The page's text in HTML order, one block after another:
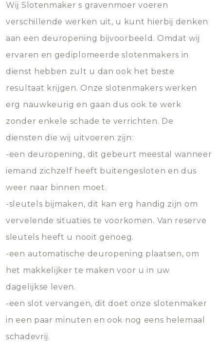
Wij Slotenmaker s gravenmoer voeren
verschillende werken uit, u kunt hierbij denken
aan een deuropening bijvoorbeeld. Omdat wij
ervaren en gediplomeerde slotenmakers in
dienst hebben zult u dan ook het beste
resultaat krijgen. Onze slotenmakers werken
erg nauwkeurig en gaan dus ook te werk
zonder enkele schade te verrichten. De
diensten die wij uitvoeren zijn:
-een deuropening, dit gebeurt meestal wanneer
iemand zichzelf heeft buitengesloten en dus
weer naar binnen moet.
-sleutels bijmaken, dit kan erg handig zijn om
vervelende situaties te voorkomen. Van reserve
sleutels heeft u nooit genoeg.
-een automatische deuropening plaatsen, om
het makkelijker te maken voor u in uw
dagelijkse leven.
-een slot vervangen, dit doet onze slotenmaker
in een paar minuten en ook nog eens helemaal
schadevrij.